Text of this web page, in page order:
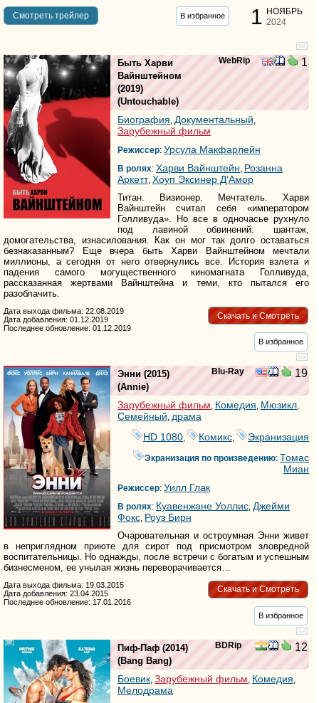
1 НОЯБРЬ
2024
Cмотреть трейлер В избранное
WebRip 1
Быть Харви
Вайнштейном
(2019)
(Untouchable)
Биография, Документальный,
Зарубежный фильм
Режиссер: Урсула Макфарлейн
В ролях: Харви Вайнштейн, Розанна
Аркетт, Хоуп Эксинер Д’Амор
Титан. Визионер. Мечтатель. Харви
Вайнштейн считал себя «императором
Голливуда». Но все в одночасье рухнуло
под лавиной обвинений: шантаж,
домогательства, изнасилования. Как он мог так долго оставаться
безнаказанным? Еще вчера быть Харви Вайнштейном мечтали
миллионы, а сегодня от него отвернулись все. История взлета и
падения самого могущественного киномагната Голливуда,
рассказанная жертвами Вайнштейна и теми, кто пытался его
разоблачить.
Скачать и Смотреть
Дата выхода фильма: 22.08.2019
Дата добавления: 01.12.2019
Последнее обновление: 01.12.2019
В избранное
Blu-Ray 19
Энни (2015)
(Annie)
Зарубежный фильм, Комедия, Мюзикл,
Семейный, драма
HD 1080
Комикс Экранизация
Экранизация по произведению:Томас
Миан
Режиссер: Уилл Глак
В ролях: Куавенжане Уоллис, Джейми
Фокс, Роуз Бирн
Очаровательная и остроумная Энни живет
в неприглядном приюте для сирот под присмотром зловредной
воспитательницы. Но однажды, после встречи с богатым и успешным
бизнесменом, ее унылая жизнь переворачивается…
Скачать и Смотреть
Дата выхода фильма: 19.03.2015
Дата добавления: 23.04.2015
Последнее обновление: 17.01.2016
В избранное
BDRip 12
Пиф-Паф (2014)
(Bang Bang)
Боевик Зарубежный фильм Комедия
Мелодрама